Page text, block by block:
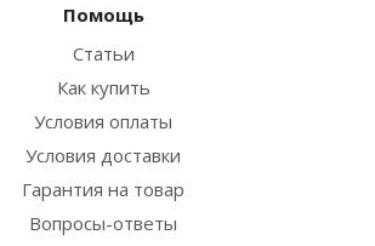
Помощь
Статьи
Как купить
Условия оплаты
Условия доставки
Гарантия на товар
Вопросы-ответы